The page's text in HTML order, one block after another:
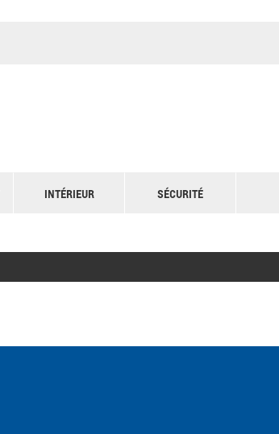
INTÉRIEUR SÉCURITÉ